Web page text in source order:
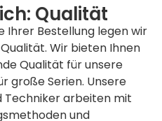
Qualität
Ihrer Bestellung legen wir
Wir bieten Ihnen
Qualität für unsere
große Serien. Unsere
Techniker arbeiten mit
und